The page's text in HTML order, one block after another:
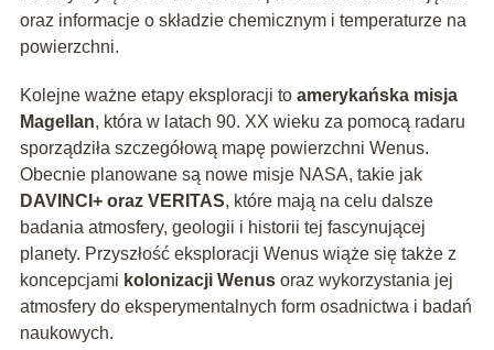
oraz informacje o składzie chemicznym i temperaturze na
powierzchni.
Kolejne ważne etapy eksploracji to amerykańska misja
Magellan, która w latach 90. XX wieku za pomocą radaru
sporządziła szczegółową mapę powierzchni Wenus.
Obecnie planowane są nowe misje NASA, takie jak
DAVINCI+ oraz VERITAS, które mają na celu dalsze
badania atmosfery, geologii i historii tej fascynującej
planety. Przyszłość eksploracji Wenus wiąże się także z
koncepcjami kolonizacji Wenusoraz wykorzystania jej
atmosfery do eksperymentalnych form osadnictwa i badań
naukowych.